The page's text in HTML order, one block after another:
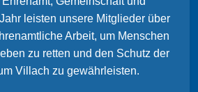
leisten unsere Mitglieder über
Arbeit, um Menschen
zu retten und den Schutz der
Villach zu gewährleisten.